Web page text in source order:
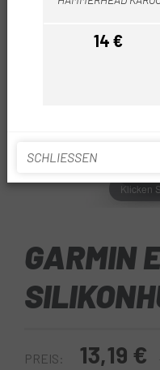
Klicken
GARMIN
PREIS: 13,19 €
Preis
14 €
SCHLIESSEN